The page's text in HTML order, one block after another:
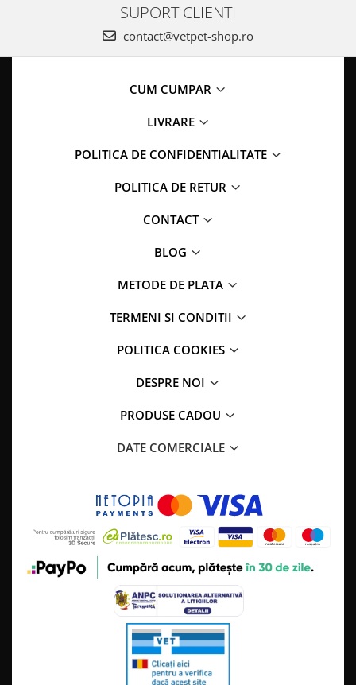
SUPORT CLIENTI
contact@vetpet-shop.ro
CUM CUMPAR
LIVRARE
POLITICA DE CONFIDENTIALITATE
POLITICA DE RETUR
CONTACT
BLOG
METODE DE PLATA
TERMENI SI CONDITII
POLITICA COOKIES
DESPRE NOI
PRODUSE CADOU
DATE COMERCIALE